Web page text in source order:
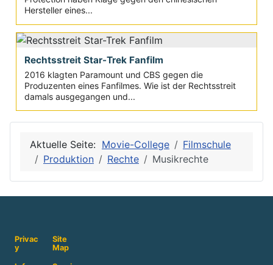
Hersteller eines...
Rechtsstreit Star-Trek Fanfilm
2016 klagten Paramount und CBS gegen die
Produzenten eines Fanfilmes. Wie ist der Rechtsstreit
damals ausgegangen und...
Aktuelle Seite: Movie-College
Filmschule
Produktion
Rechte Musikrechte
Privac
y
Site
Map